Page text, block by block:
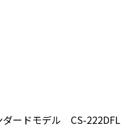
ダードモデル CS-222DFL